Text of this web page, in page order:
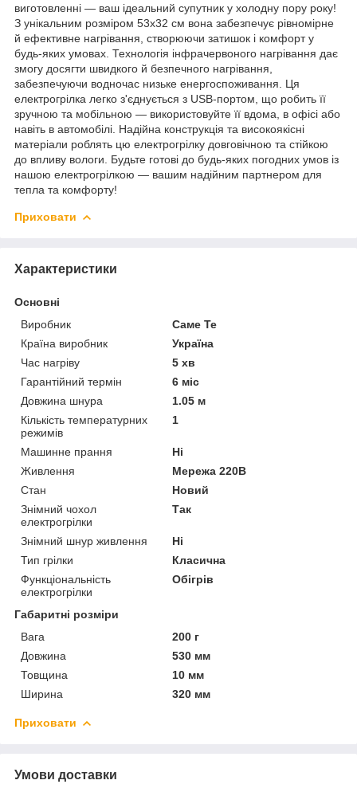
виготовленні — ваш ідеальний супутник у холодну пору року!
З унікальним розміром 53х32 см вона забезпечує рівномірне
й ефективне нагрівання, створюючи затишок і комфорт у
будь-яких умовах. Технологія інфрачервоного нагрівання дає
змогу досягти швидкого й безпечного нагрівання,
забезпечуючи водночас низьке енергоспоживання. Ця
електрогрілка легко з'єднується з USB-портом, що робить її
зручною та мобільною — використовуйте її вдома, в офісі або
навіть в автомобілі. Надійна конструкція та високоякісні
матеріали роблять цю електрогрілку довговічною та стійкою
до впливу вологи. Будьте готові до будь-яких погодних умов із
нашою електрогрілкою — вашим надійним партнером для
тепла та комфорту!
Приховати
Характеристики
Основні
Виробник
Саме Те
Країна виробник
Україна
Час нагріву
5 хв
Гарантійний термін
6 міс
Довжина шнура
1.05 м
Кількість температурних
режимів
1
Машинне прання
Ні
Живлення
Мережа 220В
Стан
Новий
Знімний чохол
електрогрілки
Так
Знімний шнур живлення
Ні
Тип грілки
Класична
Функціональність
електрогрілки
Обігрів
Габаритні розміри
Вага
200 г
Довжина
530 мм
Товщина
10 мм
Ширина
320 мм
Приховати
Умови доставки